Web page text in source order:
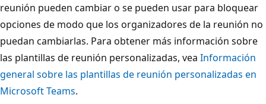
reunión pueden cambiar o se pueden usar para bloquear
opciones de modo que los organizadores de la reunión no
puedan cambiarlas. Para obtener más información sobre
las plantillas de reunión personalizadas, vea Información
general sobre las plantillas de reunión personalizadas en
Microsoft Teams.